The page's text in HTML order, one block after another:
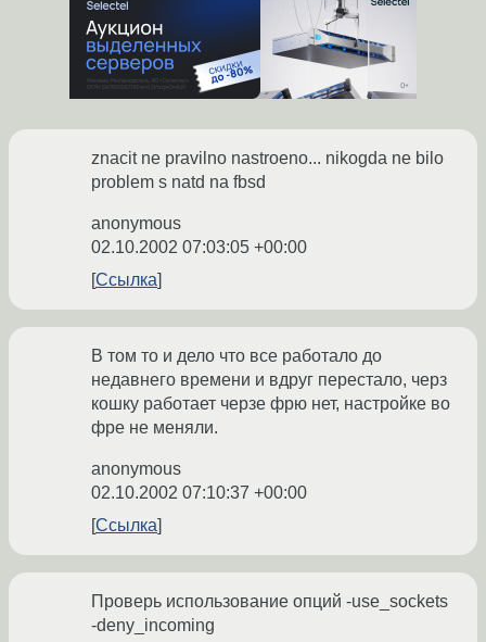
znacit ne pravilno nastroeno... nikogda ne bilo
problem s natd na fbsd
anonymous
02.10.2002 07:03:05 +00:00
Ссылка
В том то и дело что все работало до
недавнего времени и вдруг перестало, черз
кошку работает черзе фрю нет, настройке во
фре не меняли.
anonymous
02.10.2002 07:10:37 +00:00
Ссылка
Проверь использование опций -use_sockets
-deny_incoming